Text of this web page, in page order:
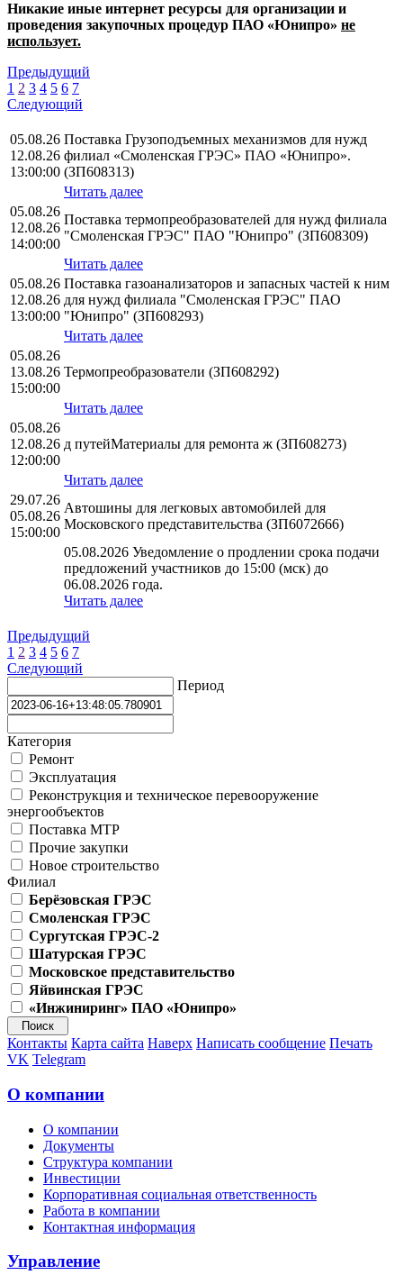
Никакие иные интернет ресурсы для организации и
проведения закупочных процедур ПАО «Юнипро» не
использует.
Предыдущий
1 2 3 4 5 6 7
Следующий
05.08.26
12.08.26
13:00:00
Поставка Грузоподъемных механизмов для нужд
филиал «Смоленская ГРЭС» ПАО «Юнипро».
(ЗП608313)
Читать далее
05.08.26
12.08.26
14:00:00
Поставка термопреобразователей для нужд филиала
"Смоленская ГРЭС" ПАО "Юнипро" (ЗП608309)
Читать далее
05.08.26
12.08.26
13:00:00
Поставка газоанализаторов и запасных частей к ним
для нужд филиала "Смоленская ГРЭС" ПАО
"Юнипро" (ЗП608293)
Читать далее
05.08.26
13.08.26
15:00:00
Термопреобразователи (ЗП608292)
Читать далее
05.08.26
12.08.26
12:00:00
д путейМатериалы для ремонта ж (ЗП608273)
Читать далее
29.07.26
05.08.26
15:00:00
Автошины для легковых автомобилей для
Московского представительства (ЗП6072666)
05.08.2026 Уведомление о продлении срока подачи
предложений участников до 15:00 (мск) до
06.08.2026 года.
Читать далее
Предыдущий
1 2 3 4 5 6 7
Следующий
Период
Категория
Ремонт
Эксплуатация
Реконструкция и техническое перевооружение
энергообъектов
Поставка МТР
Прочие закупки
Новое строительство
Филиал
Берёзовская ГРЭС
Смоленская ГРЭС
Сургутская ГРЭС-2
Шатурская ГРЭС
Московское представительство
Яйвинская ГРЭС
«Инжиниринг» ПАО «Юнипро»
Контакты Карта сайта Наверх Написать сообщение Печать
VK Telegram
О компании
О компании
Документы
Структура компании
Инвестиции
Корпоративная социальная ответственность
Работа в компании
Контактная информация
Управление